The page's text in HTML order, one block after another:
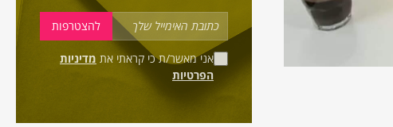
אני מאשר/ת כי קראתי את מדיניות
הפרטיות